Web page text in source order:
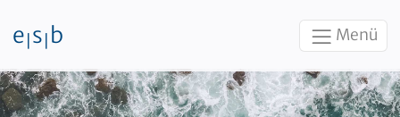
Zum Inhalt
e s b Menü